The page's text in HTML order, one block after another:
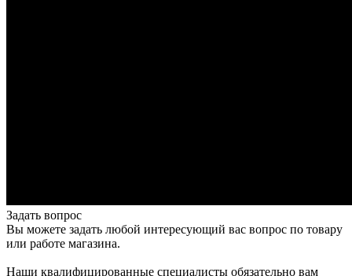
Задать вопрос
Вы можете задать любой интересующий вас вопрос по товару
или работе магазина.
Наши квалифицированные специалисты обязательно вам